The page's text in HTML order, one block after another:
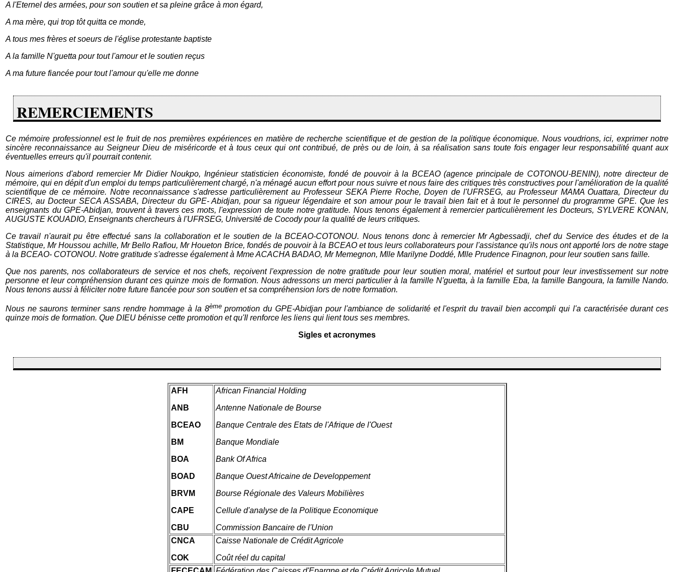
A l'Eternel des armées, pour son soutien et sa pleine grâce à mon égard,
A ma mère, qui trop tôt quitta ce monde,
A tous mes frères et soeurs de l'église protestante baptiste
A la famille N'guetta pour tout l'amour et le soutien reçus
A ma future fiancée pour tout l'amour qu'elle me donne
REMERCIEMENTS
Ce mémoire professionnel est le fruit de nos premières expériences en matière de recherche scientifique et de gestion de la politique économique. Nous voudrions, ici, exprimer notre
sincère reconnaissance au Seigneur Dieu de miséricorde et à tous ceux qui ont contribué, de près ou de loin, à sa réalisation sans toute fois engager leur responsabilité quant aux
éventuelles erreurs qu'il pourrait contenir.
Nous aimerions d'abord remercier Mr Didier Noukpo, Ingénieur statisticien économiste, fondé de pouvoir à la BCEAO (agence principale de COTONOU-BENIN), notre directeur de
mémoire, qui en dépit d'un emploi du temps particulièrement chargé, n'a ménagé aucun effort pour nous suivre et nous faire des critiques très constructives pour l'amélioration de la qualité
scientifique de ce mémoire. Notre reconnaissance s'adresse particulièrement au Professeur SEKA Pierre Roche, Doyen de l'UFRSEG, au Professeur MAMA Ouattara, Directeur du
CIRES, au Docteur SECA ASSABA, Directeur du GPE- Abidjan, pour sa rigueur légendaire et son amour pour le travail bien fait et à tout le personnel du programme GPE. Que les
enseignants du GPE-Abidjan, trouvent à travers ces mots, l'expression de toute notre gratitude. Nous tenons également à remercier particulièrement les Docteurs, SYLVERE KONAN,
AUGUSTE KOUADIO, Enseignants chercheurs à l'UFRSEG, Université de Cocody pour la qualité de leurs critiques.
Ce travail n'aurait pu être effectué sans la collaboration et le soutien de la BCEAO-COTONOU. Nous tenons donc à remercier Mr Agbessadji, chef du Service des études et de la
Statistique, Mr Houssou achille, Mr Bello Rafiou, Mr Houeton Brice, fondés de pouvoir à la BCEAO et tous leurs collaborateurs pour l'assistance qu'ils nous ont apporté lors de notre stage
à la BCEAO- COTONOU. Notre gratitude s'adresse également à Mme ACACHA BADAO, Mr Memegnon, Mlle Marilyne Doddé, Mlle Prudence Finagnon, pour leur soutien sans faille.
Que nos parents, nos collaborateurs de service et nos chefs, reçoivent l'expression de notre gratitude pour leur soutien moral, matériel et surtout pour leur investissement sur notre
personne et leur compréhension durant ces quinze mois de formation. Nous adressons un merci particulier à la famille N'guetta, à la famille Eba, la famille Bangoura, la famille Nando.
Nous tenons aussi à féliciter notre future fiancée pour son soutien et sa compréhension lors de notre formation.
Nous ne saurons terminer sans rendre hommage à la 8èmepromotion du GPE-Abidjan pour l'ambiance de solidarité et l'esprit du travail bien accompli qui l'a caractérisée durant ces
quinze mois de formation. Que DIEU bénisse cette promotion et qu'Il renforce les liens qui lient tous ses membres.
Sigles et acronymes
AFH
ANB
BCEAO
BM
BOA
BOAD
BRVM
CAPE
CBU
African Financial Holding
Antenne Nationale de Bourse
Banque Centrale des Etats de l'Afrique de l'Ouest
Banque Mondiale
Bank Of Africa
Banque Ouest Africaine de Developpement
Bourse Régionale des Valeurs Mobilières
Cellule d'analyse de la Politique Economique
Commission Bancaire de l'Union
CNCA
COK
Caisse Nationale de Crédit Agricole
Coût réel du capital